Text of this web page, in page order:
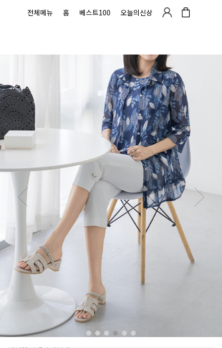
전체메뉴 홈 베스트100 오늘의신상